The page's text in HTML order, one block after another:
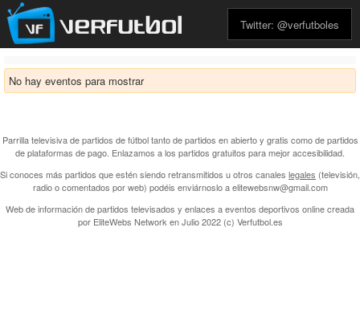
Twitter: @verfutboles
No hay eventos para mostrar
Parrilla televisiva de partidos de fútbol tanto de partidos en abierto y gratis como de partidos
de plataformas de pago. Enlazamos a los partidos gratuitos para mejor accesibilidad.
Si conoces más partidos que estén siendo retransmitidos u otros canales legales (televisión,
radio o comentados por web) podéis enviárnoslo a elitewebsnw@gmail.com
Web de información de partidos televisados y enlaces a eventos deportivos online creada
por EliteWebs Network en Julio 2022 (c) Verfutbol.es